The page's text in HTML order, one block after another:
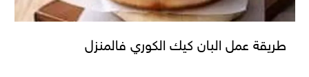
طريقة عمل البان كيك الكوري فالمنزل